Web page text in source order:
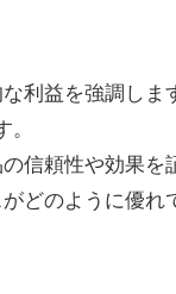
利益を強調しま
。
信頼性や効果を
どのように優れ